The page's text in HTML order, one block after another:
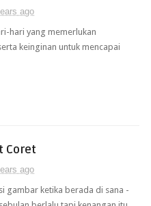
ago
hari yang memerlukan
keinginan untuk mencapai
Coret
ago
gambar ketika berada di sana -